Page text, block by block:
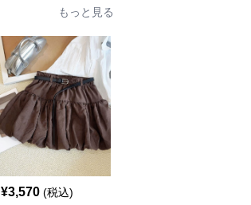
もっと見る
¥3,570 (税込)